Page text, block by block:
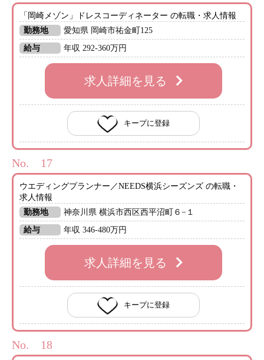
「岡崎メゾン」ドレスコーディネーター の転職・求人情報
勤務地
愛知県 岡崎市祐金町125
給与
年収 292-360万円
求人詳細を見る
キープに登録
No.
ウエディングプランナー／NEEDS横浜シーズンズ の転職・
求人情報
勤務地
神奈川県 横浜市西区西平沼町６−１
給与
年収 346-480万円
求人詳細を見る
キープに登録
No.